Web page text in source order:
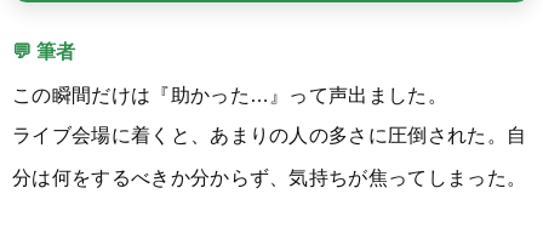
💬 筆者
この瞬間だけは『助かった…』って声出ました。
ライブ会場に着くと、あまりの人の多さに圧倒された。自
分は何をするべきか分からず、気持ちが焦ってしまった。